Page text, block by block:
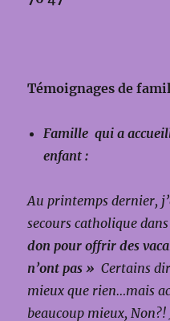
Témoignages de
Famille qui a
enfant :
Au printemps dernier,
secours catholique
don pour offrir des
n’ont pas » Certains
mieux que rien…mais
beaucoup mieux, Non?!